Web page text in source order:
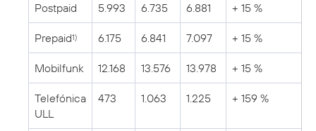
Postpaid 5.993 6.735 6.881 + 15 %
Prepaid1) 6.175 6.841 7.097 + 15 %
Mobilfunk 12.168 13.576 13.978 + 15 %
Telefónica
ULL
473 1.063 1.225 + 159 %